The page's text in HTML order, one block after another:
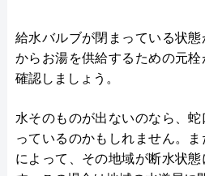
給水バルブが閉まっている状
からお湯を供給するための元
確認しましょう。
水そのものが出ないのなら、
っているのかもしれません。
によって、その地域が断水状